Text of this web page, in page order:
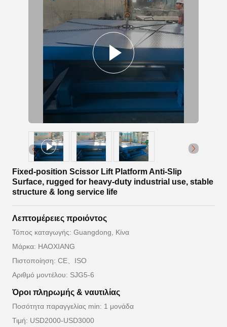
Fixed-position Scissor Lift Platform Anti-Slip
Surface, rugged for heavy-duty industrial use, stable
structure & long service life
Λεπτομέρειες προιόντος
Τόπος καταγωγής: Guangdong, Κίνα
Μάρκα: HAOXIANG
Πιστοποίηση: CE、ISO
Αριθμό μοντέλου: SJG5-6
Όροι πληρωμής & ναυτιλίας
Ποσότητα παραγγελίας min: 1 μονάδα
Τιμή: USD2000-USD3000